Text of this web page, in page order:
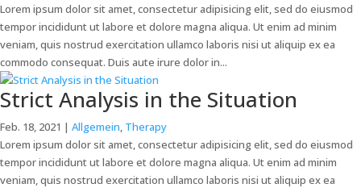
Lorem ipsum dolor sit amet, consectetur adipisicing elit, sed do eiusmod
tempor incididunt ut labore et dolore magna aliqua. Ut enim ad minim
veniam, quis nostrud exercitation ullamco laboris nisi ut aliquip ex ea
commodo consequat. Duis aute irure dolor in...
Strict Analysis in the Situation
Feb. 18, 2021 | Allgemein, Therapy
Lorem ipsum dolor sit amet, consectetur adipisicing elit, sed do eiusmod
tempor incididunt ut labore et dolore magna aliqua. Ut enim ad minim
veniam, quis nostrud exercitation ullamco laboris nisi ut aliquip ex ea